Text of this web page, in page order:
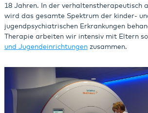
18 Jahren. In der verhaltenstherapeutisch
wird das gesamte Spektrum der kinder-
jugendpsychiatrischen Erkrankungen
Therapie arbeiten wir intensiv mit Eltern
und Jugendeinrichtungenzusammen.